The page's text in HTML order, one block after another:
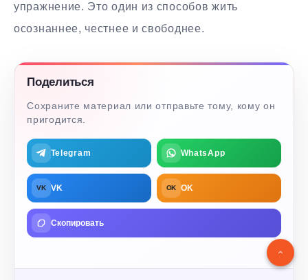
упражнение. Это один из способов жить
осознаннее, честнее и свободнее.
Поделиться
Сохраните материал или отправьте тому, кому он
пригодится.
Telegram WhatsApp
VK VK OK OK
Скопировать